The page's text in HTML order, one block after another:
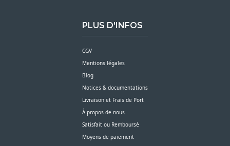
PLUS D'INFOS
CGV
Mentions légales
Blog
Notices & documentations
Livraison et Frais de Port
À propos de nous
Satisfait ou Remboursé
Moyens de paiement